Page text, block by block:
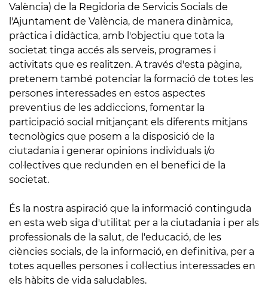
València) de la Regidoria de Servicis Socials de
l'Ajuntament de València, de manera dinàmica,
pràctica i didàctica, amb l'objectiu que tota la
societat tinga accés als serveis, programes i
activitats que es realitzen. A través d'esta pàgina,
pretenem també potenciar la formació de totes les
persones interessades en estos aspectes
preventius de les addiccions, fomentar la
participació social mitjançant els diferents mitjans
tecnològics que posem a la disposició de la
ciutadania i generar opinions individuals i/o
col·lectives que redunden en el benefici de la
societat.
És la nostra aspiració que la informació continguda
en esta web siga d'utilitat per a la ciutadania i per als
professionals de la salut, de l'educació, de les
ciències socials, de la informació, en definitiva, per a
totes aquelles persones i col·lectius interessades en
els hàbits de vida saludables.